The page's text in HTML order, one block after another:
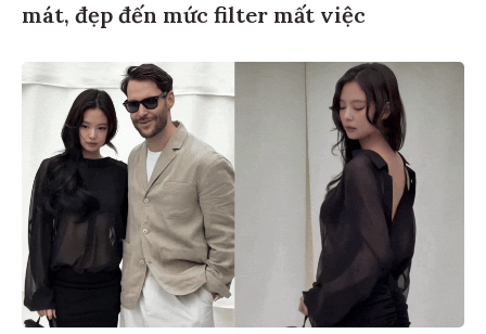
mát, đẹp đến mức filter mất việc